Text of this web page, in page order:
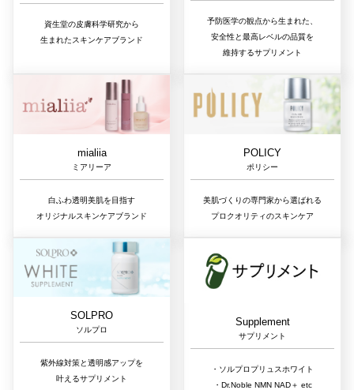
資生堂の皮膚科学研究から
生まれたスキンケアブランド
予防医学の観点から生まれた、
安全性と最高レベルの品質を
維持するサプリメント
mialiia
ミアリーア
白ふわ透明美肌を目指す
オリジナルスキンケアブランド
POLICY
ポリシー
美肌づくりの専門家から選ばれる
プロクオリティのスキンケア
SOLPRO
ソルプロ
紫外線対策と透明感アップを
叶えるサプリメント
Supplement
サプリメント
・ソルプロプリュスホワイト
・Dr.Noble NMN NAD＋ etc